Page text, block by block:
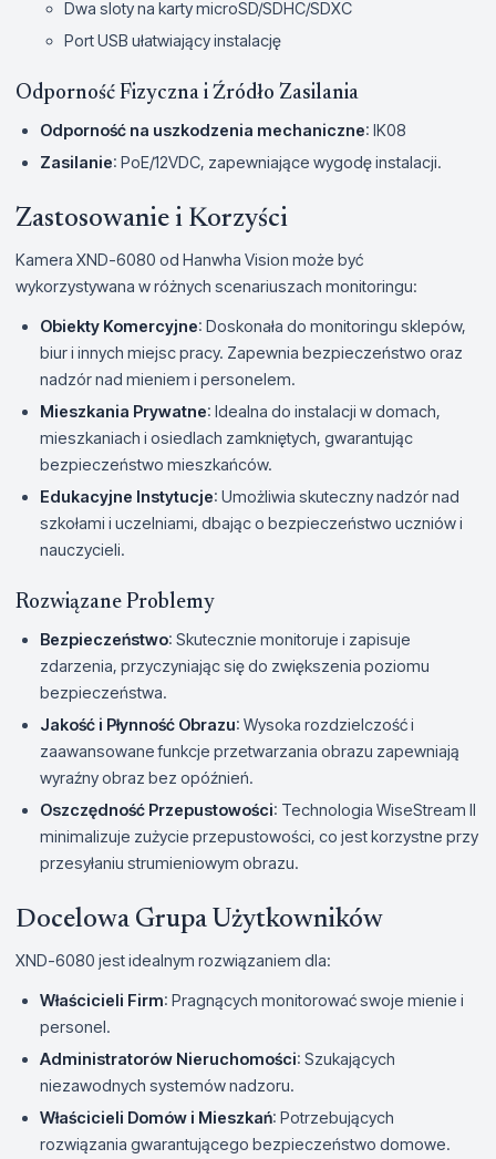
Dwa sloty na karty microSD/SDHC/SDXC
Port USB ułatwiający instalację
Odporność Fizyczna i Źródło Zasilania
Odporność na uszkodzenia mechaniczne: IK08
Zasilanie: PoE/12VDC, zapewniające wygodę instalacji.
Zastosowanie i Korzyści
Kamera XND-6080 od Hanwha Vision może być
wykorzystywana w różnych scenariuszach monitoringu:
Obiekty Komercyjne: Doskonała do monitoringu sklepów,
biur i innych miejsc pracy. Zapewnia bezpieczeństwo oraz
nadzór nad mieniem i personelem.
Mieszkania Prywatne: Idealna do instalacji w domach,
mieszkaniach i osiedlach zamkniętych, gwarantując
bezpieczeństwo mieszkańców.
Edukacyjne Instytucje: Umożliwia skuteczny nadzór nad
szkołami i uczelniami, dbając o bezpieczeństwo uczniów i
nauczycieli.
Rozwiązane Problemy
Bezpieczeństwo: Skutecznie monitoruje i zapisuje
zdarzenia, przyczyniając się do zwiększenia poziomu
bezpieczeństwa.
Jakość i Płynność Obrazu: Wysoka rozdzielczość i
zaawansowane funkcje przetwarzania obrazu zapewniają
wyraźny obraz bez opóźnień.
Oszczędność Przepustowości: Technologia WiseStream II
minimalizuje zużycie przepustowości, co jest korzystne przy
przesyłaniu strumieniowym obrazu.
Docelowa Grupa Użytkowników
XND-6080 jest idealnym rozwiązaniem dla:
Właścicieli Firm: Pragnących monitorować swoje mienie i
personel.
Administratorów Nieruchomości: Szukających
niezawodnych systemów nadzoru.
Właścicieli Domów i Mieszkań: Potrzebujących
rozwiązania gwarantującego bezpieczeństwo domowe.